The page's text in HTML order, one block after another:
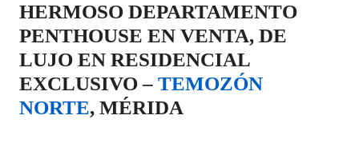
HERMOSO DEPARTAMENTO
PENTHOUSE EN VENTA, DE
LUJO EN RESIDENCIAL
EXCLUSIVO – TEMOZÓN
NORTE, MÉRIDA